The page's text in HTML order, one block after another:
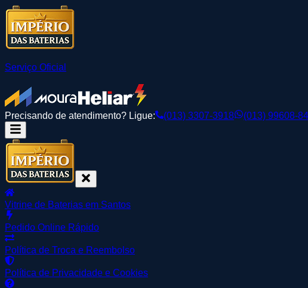
Serviço Oficial
Precisando de atendimento? Ligue: (013) 3307-3918 (013) 99608-
Vitrine de Baterias em Santos
Pedido Online Rápido
Política de Troca e Reembolso
Política de Privacidade e Cookies